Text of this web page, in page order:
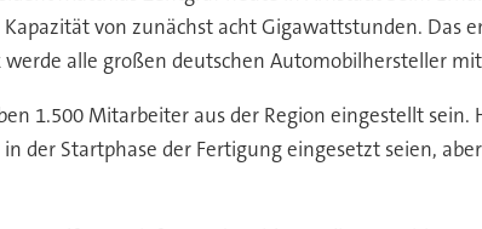
von zunächst acht Gigawattstunden. Das
werde alle großen deutschen Automobilhersteller
1.500 Mitarbeiter aus der Region eingestellt
der Startphase der Fertigung eingesetzt seien,